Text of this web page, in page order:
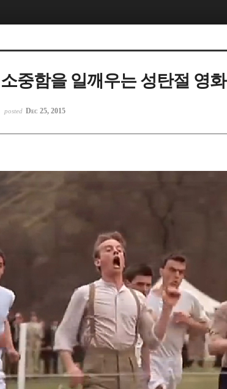
중함을 일깨우는 성탄절 영화
posted Dec 25, 2015